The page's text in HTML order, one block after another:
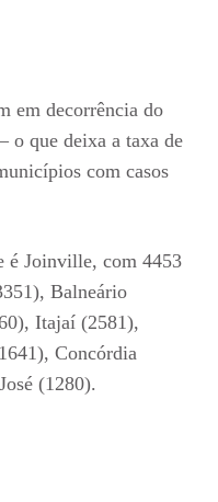
em decorrência do
o que deixa a taxa de
com casos
é Joinville, com 4453
Balneário
Itajaí (2581),
Concórdia
(1280).